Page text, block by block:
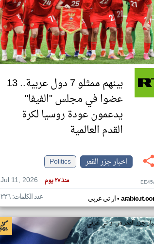
بينهم ممثلو 7 دول عربية.. 13
عضوا في مجلس "الفيفا"
يدعمون عودة روسيا لكرة
القدم العالمية
اخبار جزر القمر
Politics
Jul 11, 2026
منذ ٢٧ يوم
ار تي عربي• عدد الكلمات: ٢٢٦
جزر القمر من ار تي عربي